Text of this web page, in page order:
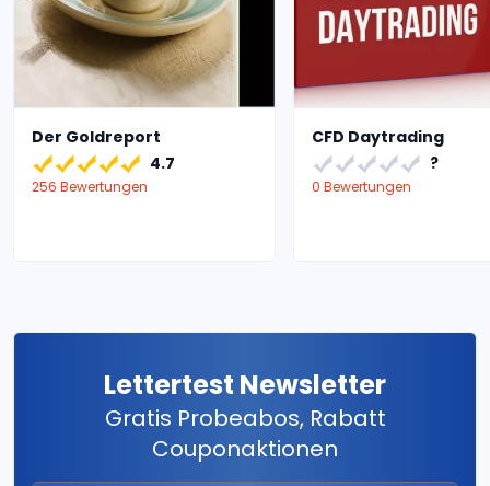
Der Goldreport
4.7
256 Bewertungen
CFD Daytrading
?
0 Bewertungen
Lettertest Newsletter
Gratis Probeabos, Rabatt
Couponaktionen